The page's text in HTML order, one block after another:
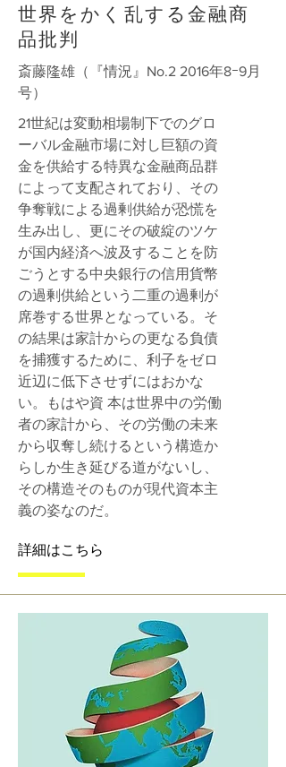
世界をかく乱する金融商
品批判
斎藤隆雄（『情況』No.2 2016年8ｰ9月
号）
21世紀は変動相場制下でのグロ
ーバル金融市場に対し巨額の資
金を供給する特異な金融商品群
によって支配されており、その
争奪戦による過剰供給が恐慌を
生み出し、更にその破綻のツケ
が国内経済へ波及することを防
ごうとする中央銀行の信用貨幣
の過剰供給という二重の過剰が
席巻する世界となっている。そ
の結果は家計からの更なる負債
を捕獲するために、利子をゼロ
近辺に低下させずにはおかな
い。もはや資 本は世界中の労働
者の家計から、その労働の未来
から収奪し続けるという構造か
らしか生き延びる道がないし、
その構造そのものが現代資本主
義の姿なのだ。
詳細はこちら